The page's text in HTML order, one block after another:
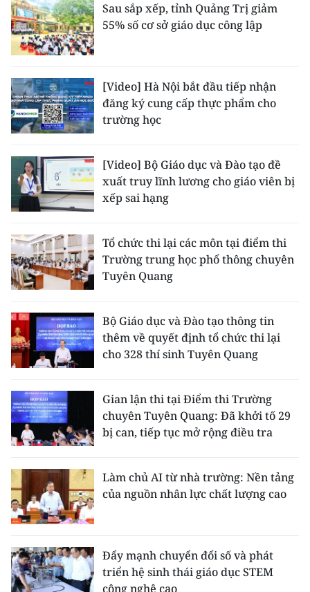
Sau sắp xếp, tỉnh Quảng Trị giảm
55% số cơ sở giáo dục công lập
[Video] Hà Nội bắt đầu tiếp nhận
đăng ký cung cấp thực phẩm cho
trường học
[Video] Bộ Giáo dục và Đào tạo đề
xuất truy lĩnh lương cho giáo viên bị
xếp sai hạng
Tổ chức thi lại các môn tại điểm thi
Trường trung học phổ thông chuyên
Tuyên Quang
Bộ Giáo dục và Đào tạo thông tin
thêm về quyết định tổ chức thi lại
cho 328 thí sinh Tuyên Quang
Gian lận thi tại Điểm thi Trường
chuyên Tuyên Quang: Đã khởi tố 29
bị can, tiếp tục mở rộng điều tra
Làm chủ AI từ nhà trường: Nền tảng
của nguồn nhân lực chất lượng cao
Đẩy mạnh chuyển đổi số và phát
triển hệ sinh thái giáo dục STEM
công nghệ cao